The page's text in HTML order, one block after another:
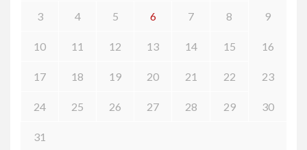
3 4 5 6 7 8 9
10 11 12 13 14 15 16
17 18 19 20 21 22 23
24 25 26 27 28 29 30
31